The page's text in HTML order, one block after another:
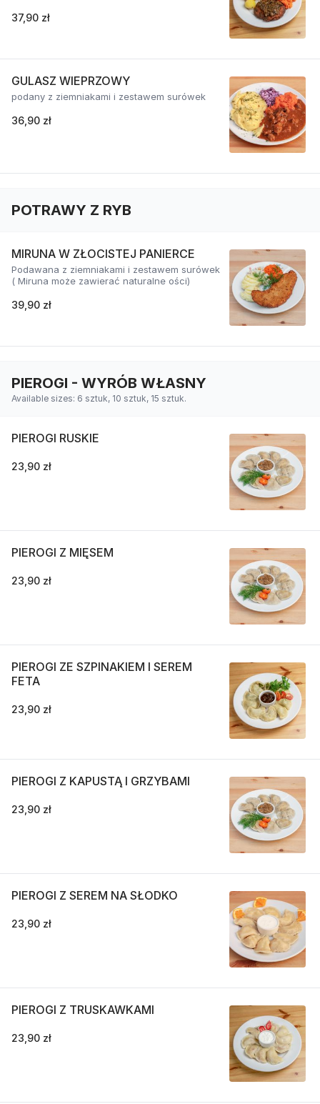
37,90 zł
GULASZ WIEPRZOWY
podany z ziemniakami i zestawem surówek
36,90 zł
POTRAWY Z RYB
MIRUNA W ZŁOCISTEJ PANIERCE
Podawana z ziemniakami i zestawem surówek
( Miruna może zawierać naturalne ości)
39,90 zł
PIEROGI - WYRÓB WŁASNY
Available sizes: 6 sztuk, 10 sztuk, 15 sztuk.
PIEROGI RUSKIE
23,90 zł
PIEROGI Z MIĘSEM
23,90 zł
PIEROGI ZE SZPINAKIEM I SEREM
FETA
23,90 zł
PIEROGI Z KAPUSTĄ I GRZYBAMI
23,90 zł
PIEROGI Z SEREM NA SŁODKO
23,90 zł
PIEROGI Z TRUSKAWKAMI
23,90 zł